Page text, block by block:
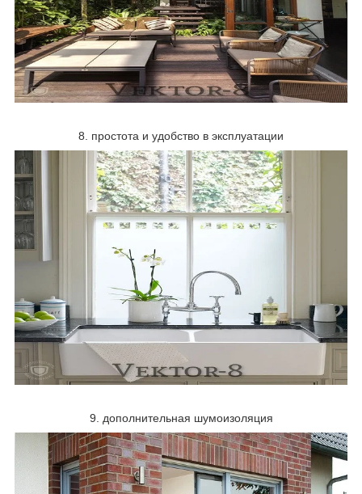
8. простота и удобство в эксплуатации
9. дополнительная шумоизоляция